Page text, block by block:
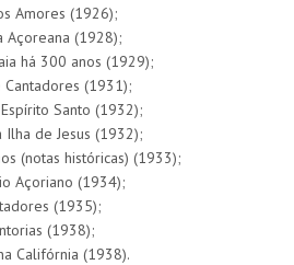
Amores (1926);
Açoreana (1928);
há 300 anos (1929);
Cantadores (1931);
Santo (1932);
Ilha de Jesus (1932);
(notas históricas) (1933);
Açoriano (1934);
(1935);
(1938);
Califórnia (1938).